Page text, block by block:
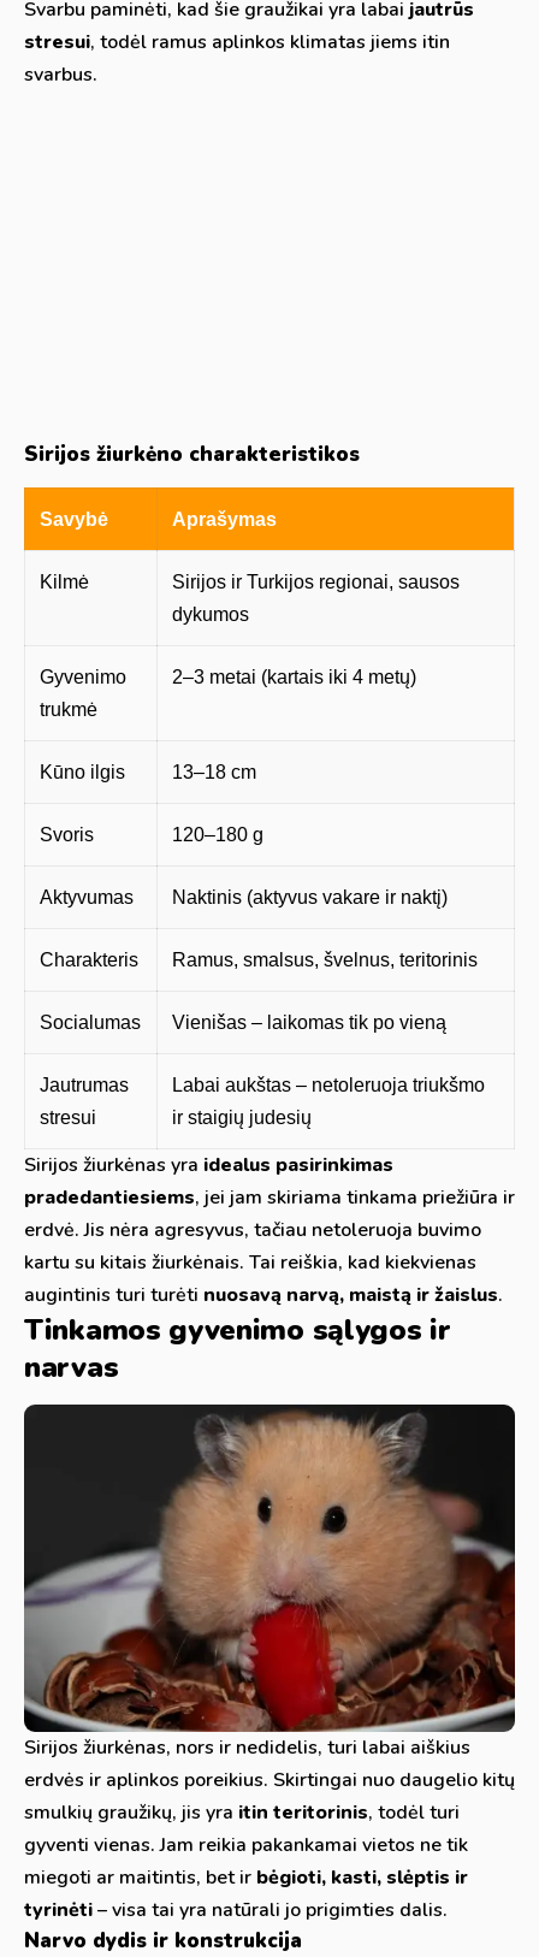
Svarbu paminėti, kad šie graužikai yra labaijautrūs
stresui, todėl ramus aplinkos klimatas jiems itin
svarbus.
Sirijos žiurkėno charakteristikos
Savybė Aprašymas
Kilmė
Sirijos ir Turkijos regionai, sausos
dykumos
Gyvenimo
trukmė
2–3 metai (kartais iki 4 metų)
Kūno ilgis 13–18 cm
Svoris 120–180 g
Aktyvumas Naktinis (aktyvus vakare ir naktį)
Charakteris Ramus, smalsus, švelnus, teritorinis
Socialumas Vienišas – laikomas tik po vieną
Jautrumas
stresui
Labai aukštas – netoleruoja triukšmo
ir staigių judesių
Sirijos žiurkėnas yra idealus pasirinkimas
pradedantiesiems, jei jam skiriama tinkama priežiūra ir
erdvė. Jis nėra agresyvus, tačiau netoleruoja buvimo
kartu su kitais žiurkėnais. Tai reiškia, kad kiekvienas
augintinis turi turėti nuosavą narvą, maistą ir žaislus.
Tinkamos gyvenimo sąlygos ir
narvas
Sirijos žiurkėnas, nors ir nedidelis, turi labai aiškius
erdvės ir aplinkos poreikius. Skirtingai nuo daugelio kitų
smulkių graužikų, jis yra itin teritorinis, todėl turi
gyventi vienas. Jam reikia pakankamai vietos ne tik
miegoti ar maitintis, bet ir bėgioti, kasti, slėptis ir
tyrinėti– visa tai yra natūrali jo prigimties dalis.
Narvo dydis ir konstrukcija